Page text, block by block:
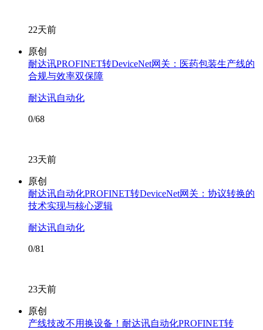
22天前
原创
耐达讯PROFINET转DeviceNet网关：医药包装生产线的
合规与效率双保障
耐达讯自动化
0/68
23天前
原创
耐达讯自动化PROFINET转DeviceNet网关：协议转换的
技术实现与核心逻辑
耐达讯自动化
0/81
23天前
原创
产线技改不用换设备！耐达讯自动化PROFINET转